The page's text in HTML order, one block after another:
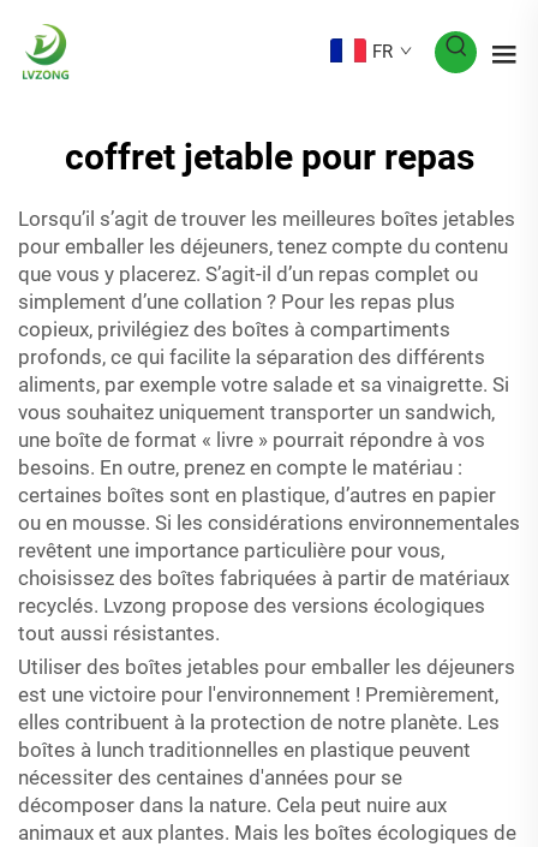
FR
coffret jetable pour repas
Lorsqu’il s’agit de trouver les meilleures boîtes jetables
pour emballer les déjeuners, tenez compte du contenu
que vous y placerez. S’agit-il d’un repas complet ou
simplement d’une collation ? Pour les repas plus
copieux, privilégiez des boîtes à compartiments
profonds, ce qui facilite la séparation des différents
aliments, par exemple votre salade et sa vinaigrette. Si
vous souhaitez uniquement transporter un sandwich,
une boîte de format « livre » pourrait répondre à vos
besoins. En outre, prenez en compte le matériau :
certaines boîtes sont en plastique, d’autres en papier
ou en mousse. Si les considérations environnementales
revêtent une importance particulière pour vous,
choisissez des boîtes fabriquées à partir de matériaux
recyclés. Lvzong propose des versions écologiques
tout aussi résistantes.
Utiliser des boîtes jetables pour emballer les déjeuners
est une victoire pour l'environnement ! Premièrement,
elles contribuent à la protection de notre planète. Les
boîtes à lunch traditionnelles en plastique peuvent
nécessiter des centaines d'années pour se
décomposer dans la nature. Cela peut nuire aux
animaux et aux plantes. Mais les boîtes écologiques de